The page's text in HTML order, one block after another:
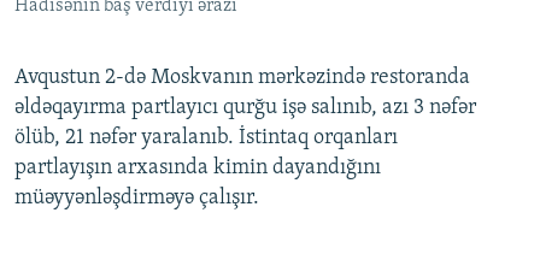
Hadisənin baş verdiyi ərazi
Avqustun 2-də Moskvanın mərkəzində restoranda
əldəqayırma partlayıcı qurğu işə salınıb, azı 3 nəfər
ölüb, 21 nəfər yaralanıb. İstintaq orqanları
partlayışın arxasında kimin dayandığını
müəyyənləşdirməyə çalışır.